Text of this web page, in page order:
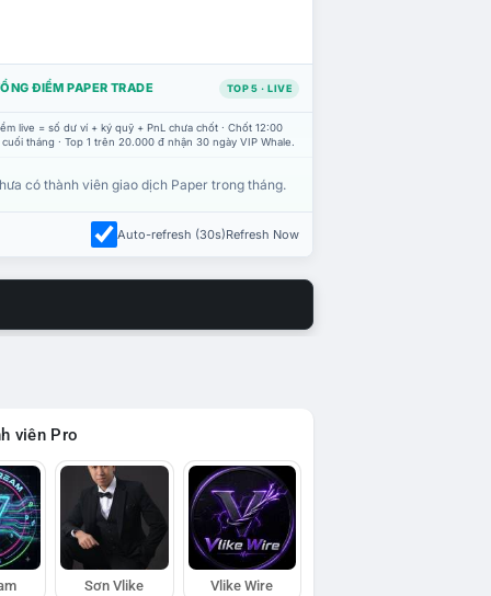
ĐIỂM PAPER TRADE TOP 5 · LIVE
live = số dư ví + ký quỹ + PnL chưa chốt · Chốt 12:00
tháng · Top 1 trên 20.000 đ nhận 30 ngày VIP Whale.
có thành viên giao dịch Paper trong tháng.
Auto-refresh (30s)Refresh Now
viên Pro
Sơn Vlike Vlike Wire